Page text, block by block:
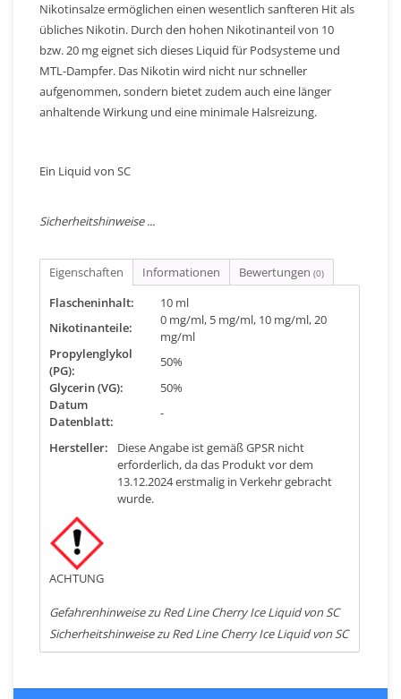
Nikotinsalze ermöglichen einen wesentlich sanfteren Hit als
übliches Nikotin. Durch den hohen Nikotinanteil von 10
bzw. 20 mg eignet sich dieses Liquid für Podsysteme und
MTL-Dampfer. Das Nikotin wird nicht nur schneller
aufgenommen, sondern bietet zudem auch eine länger
anhaltende Wirkung und eine minimale Halsreizung.
Ein Liquid von SC
Sicherheitshinweise ...
Eigenschaften Informationen Bewertungen (0)
Flascheninhalt:
10 ml
Nikotinanteile:
0 mg/ml, 5 mg/ml, 10 mg/ml, 20
mg/ml
Propylenglykol
(PG):
50%
Glycerin (VG):
50%
Datum
Datenblatt:
-
Hersteller:
Diese Angabe ist gemäß GPSR nicht
erforderlich, da das Produkt vor dem
13.12.2024 erstmalig in Verkehr gebracht
wurde.
ACHTUNG
Gefahrenhinweise zu Red Line Cherry Ice Liquid von SC
Sicherheitshinweise zu Red Line Cherry Ice Liquid von SC